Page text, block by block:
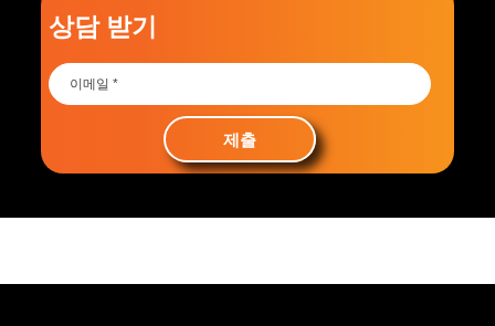
상담 받기
제출